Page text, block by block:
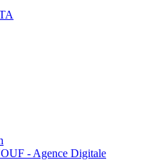
- Agence Digitale